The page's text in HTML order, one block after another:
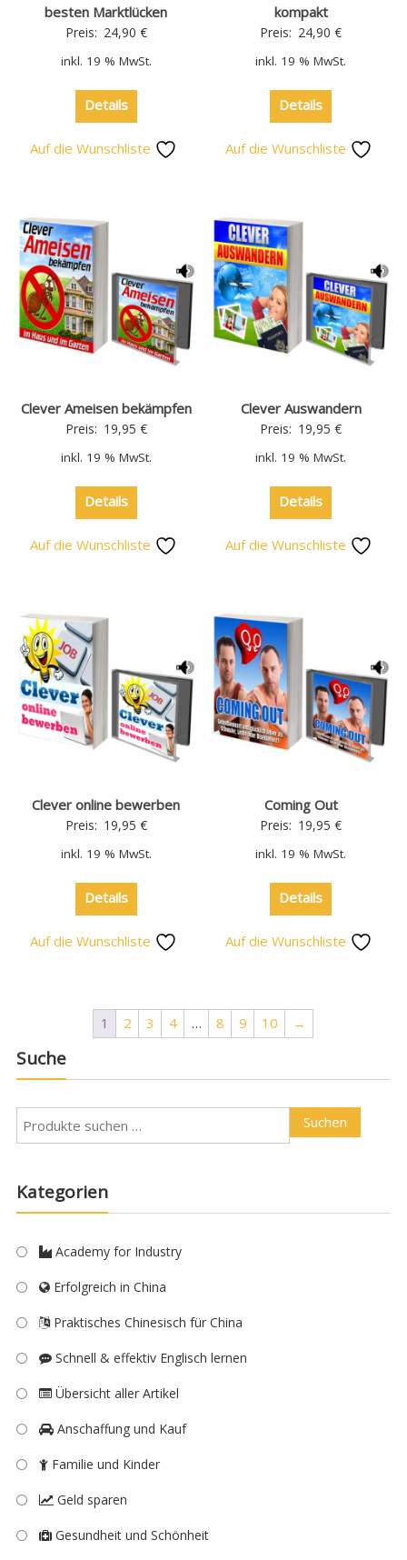
besten Marktlücken
Preis: 24,90 €
inkl. 19 % MwSt.
Details
Auf die Wunschliste
kompakt
Preis: 24,90€
inkl. 19 % MwSt.
Details
Auf die Wunschliste
Clever Ameisen bekämpfen
Preis: 19,95 €
inkl. 19 % MwSt.
Details
Auf die Wunschliste
Clever Auswandern
Preis: 19,95€
inkl. 19 % MwSt.
Details
Auf die Wunschliste
Clever online bewerben
Preis: 19,95 €
inkl. 19 % MwSt.
Details
Auf die Wunschliste
Coming Out
Preis: 19,95€
inkl. 19 % MwSt.
Details
Auf die Wunschliste
1 2 3 4 … 8 9 10 →
Suche
Suchen
Kategorien
Academy for Industry
Erfolgreich in China
Praktisches Chinesisch für China
Schnell & effektiv Englisch lernen
Übersicht aller Artikel
Anschaffung und Kauf
Familie und Kinder
Geld sparen
Gesundheit und Schönheit